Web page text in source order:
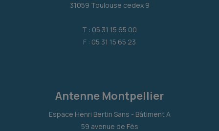
31059 Toulouse cedex 9
T : 05 31 15 65 00
F : 05 31 15 65 23
Antenne Montpellier
Espace Henri Bertin Sans - Bâtiment A
59 avenue de Fès